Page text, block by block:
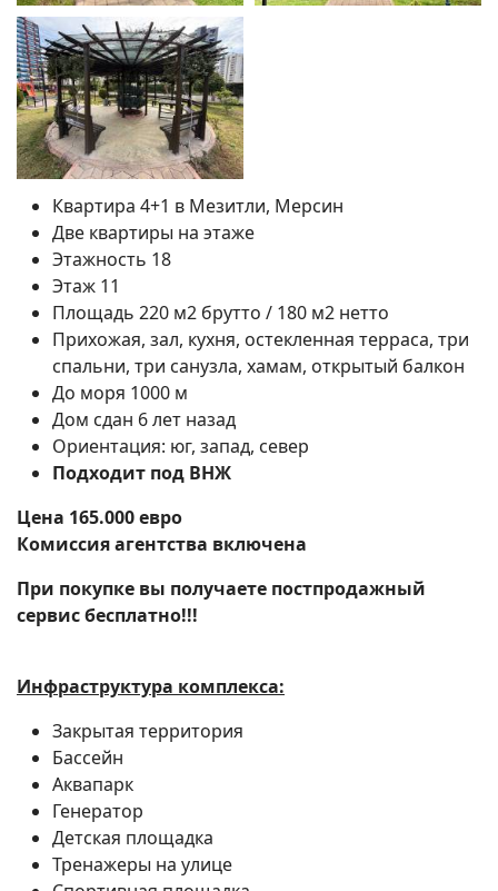
Квартира 4+1 в Мезитли, Мерсин
Две квартиры на этаже
Этажность 18
Этаж 11
Площадь 220 м2 брутто / 180 м2 нетто
Прихожая, зал, кухня, остекленная терраса, три
спальни, три санузла, хамам, открытый балкон
До моря 1000 м
Дом сдан 6 лет назад
Ориентация: юг, запад, север
Подходит под ВНЖ
Цена 165.000 евро
Комиссия агентства включена
При покупке вы получаете постпродажный
сервис бесплатно!!!
Инфраструктура комплекса:
Закрытая территория
Бассейн
Аквапарк
Генератор
Детская площадка
Тренажеры на улице